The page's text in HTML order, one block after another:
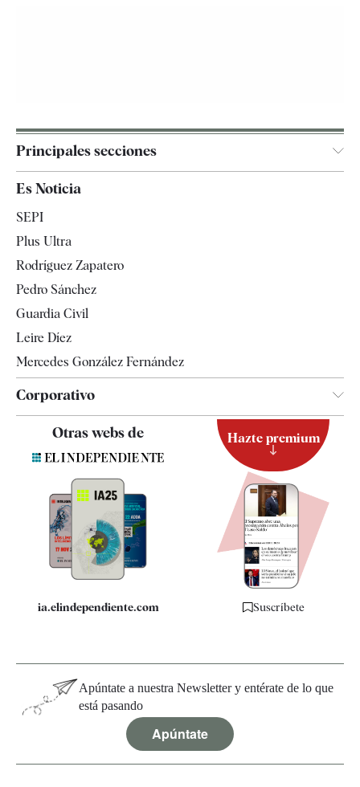
Principales secciones
España
Televisión
Es Noticia
SEPI
Plus Ultra
Rodríguez Zapatero
Pedro Sánchez
Guardia Civil
Leire Díez
Mercedes González Fernández
Corporativo
Contacto
Quiénes somos
Especificaciones
Otras webs de
ia.elindependiente.com
Hazte premium
Suscríbete
Apúntate a nuestra Newsletter y entérate de lo que
está pasando
Apúntate